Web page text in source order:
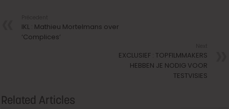
IKL : Mathieu Mortelmans over
‘Complices’
EXCLUSIEF : TOPFILMMAKERS
HEBBEN JE NODIG VOOR
TESTVISIES
Related Articles